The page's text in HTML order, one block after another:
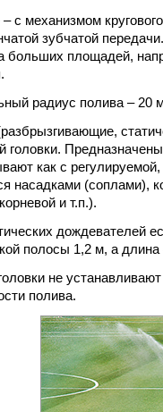
– с механизмом
зубчатой
больших площадей,
радиус полива – 20
головки.
как с
насадками (соплами),
и т.п.).
дождевателей
полосы 1,2 м, а длина
не
полива.